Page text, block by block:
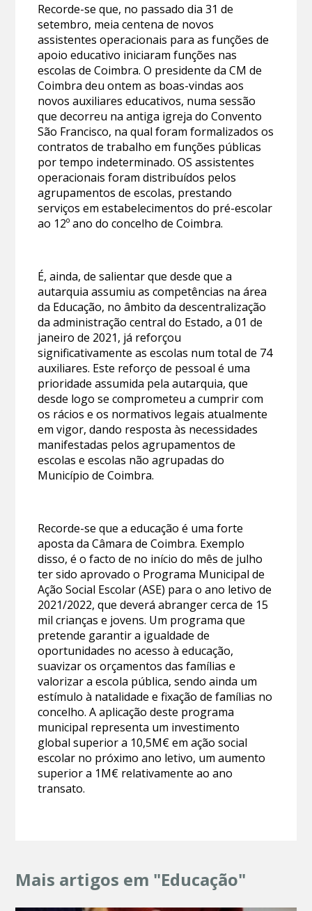
Recorde-se que, no passado dia 31 de
setembro, meia centena de novos
assistentes operacionais para as funções de
apoio educativo iniciaram funções nas
escolas de Coimbra. O presidente da CM de
Coimbra deu ontem as boas-vindas aos
novos auxiliares educativos, numa sessão
que decorreu na antiga igreja do Convento
São Francisco, na qual foram formalizados os
contratos de trabalho em funções públicas
por tempo indeterminado. OS assistentes
operacionais foram distribuídos pelos
agrupamentos de escolas, prestando
serviços em estabelecimentos do pré-escolar
ao 12º ano do concelho de Coimbra.
É, ainda, de salientar que desde que a
autarquia assumiu as competências na área
da Educação, no âmbito da descentralização
da administração central do Estado, a 01 de
janeiro de 2021, já reforçou
significativamente as escolas num total de 74
auxiliares. Este reforço de pessoal é uma
prioridade assumida pela autarquia, que
desde logo se comprometeu a cumprir com
os rácios e os normativos legais atualmente
em vigor, dando resposta às necessidades
manifestadas pelos agrupamentos de
escolas e escolas não agrupadas do
Município de Coimbra.
Recorde-se que a educação é uma forte
aposta da Câmara de Coimbra. Exemplo
disso, é o facto de no início do mês de julho
ter sido aprovado o Programa Municipal de
Ação Social Escolar (ASE) para o ano letivo de
2021/2022, que deverá abranger cerca de 15
mil crianças e jovens. Um programa que
pretende garantir a igualdade de
oportunidades no acesso à educação,
suavizar os orçamentos das famílias e
valorizar a escola pública, sendo ainda um
estímulo à natalidade e fixação de famílias no
concelho. A aplicação deste programa
municipal representa um investimento
global superior a 10,5M€ em ação social
escolar no próximo ano letivo, um aumento
superior a 1M€ relativamente ao ano
transato.
Mais artigos em "Educação"